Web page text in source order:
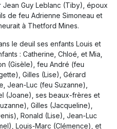
Jean Guy Leblanc (Tiby), époux
de feu Adrienne Simoneau et
à Thetford Mines.
le deuil ses enfants Louis et
: Catherine, Chloé, et Mia,
(Gisèle), feu André (feu
Gilles (Lise), Gérard
Jean-Luc (feu Suzanne),
(Joane), ses beaux-frères et
Gilles (Jacqueline),
Ronald (Lise), Jean-Luc
Louis-Marc (Clémence), et